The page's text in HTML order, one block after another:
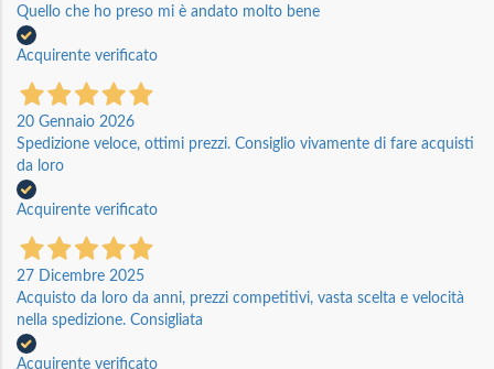
Quello che ho preso mi è andato molto bene
Acquirente verificato
20 Gennaio 2026
Spedizione veloce, ottimi prezzi. Consiglio vivamente di fare acquisti
da loro
Acquirente verificato
27 Dicembre 2025
Acquisto da loro da anni, prezzi competitivi, vasta scelta e velocità
nella spedizione. Consigliata
Acquirente verificato